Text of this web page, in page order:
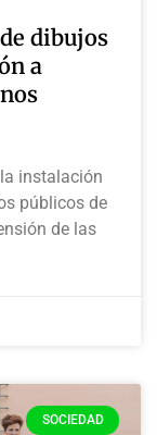
dibujos
a
instalación
públicos de
de las
SOCIEDAD